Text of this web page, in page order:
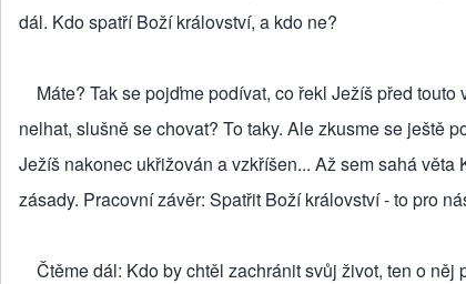
dál. Kdo spatří Boží království, a kdo ne?
Máte? Tak se pojďme podívat, co řekl Ježíš před
nelhat, slušně se chovat? To taky. Ale zkusme se ještě
Ježíš nakonec ukřižován a vzkříšen... Až sem sahá
zásady. Pracovní závěr: Spatřit Boží království - to pro
Čtěme dál: Kdo by chtěl zachránit svůj život, ten o